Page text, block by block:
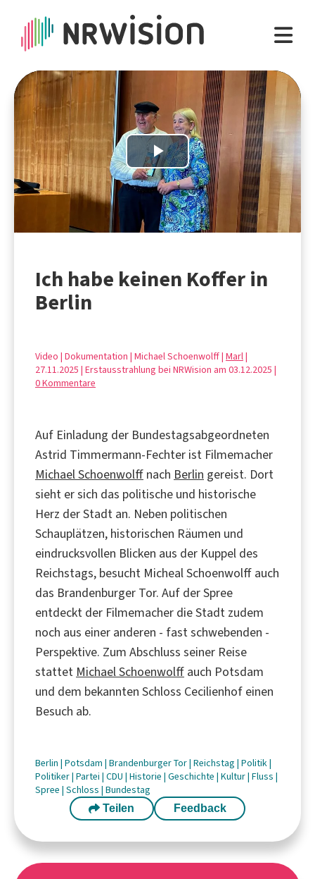
Play
Video
Ich habe keinen Koffer in
Berlin
Video | Dokumentation | Michael Schoenwolff | Marl|
27.11.2025 | Erstausstrahlung bei NRWision am 03.12.2025 |
0 Kommentare
Auf Einladung der Bundestagsabgeordneten
Astrid Timmermann-Fechter ist Filmemacher
Michael Schoenwolff nach Berlin gereist. Dort
sieht er sich das politische und historische
Herz der Stadt an. Neben politischen
Schauplätzen, historischen Räumen und
eindrucksvollen Blicken aus der Kuppel des
Reichstags, besucht Micheal Schoenwolff auch
das Brandenburger Tor. Auf der Spree
entdeckt der Filmemacher die Stadt zudem
noch aus einer anderen - fast schwebenden -
Perspektive. Zum Abschluss seiner Reise
stattet Michael Schoenwolff auch Potsdam
und dem bekannten Schloss Cecilienhof einen
Besuch ab.
Berlin | Potsdam | Brandenburger Tor| Reichstag | Politik|
Politiker| Partei | CDU | Historie | Geschichte | Kultur| Fluss |
Spree | Schloss | Bundestag
Teilen Feedback